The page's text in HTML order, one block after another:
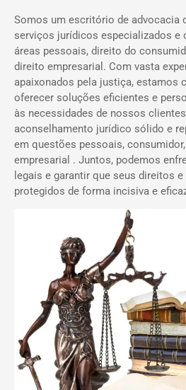
Somos um escritório de advocacia
serviços jurídicos especializados e
áreas pessoais, direito do
direito empresarial. Com vasta
apaixonados pela justiça, estamos
oferecer soluções eficientes e
às necessidades de nossos
aconselhamento jurídico sólido e
em questões pessoais,
empresarial . Juntos, podemos
legais e garantir que seus direitos
protegidos de forma incisiva e